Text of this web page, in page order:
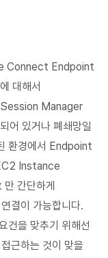
Connect Endpoint
대해서
Manager
어 있거나 폐쇄망일
환경에서 Endpoint
Instance
간단하게
결이 가능합니다.
건을 맞추기 위해선
근하는 것이 맞을